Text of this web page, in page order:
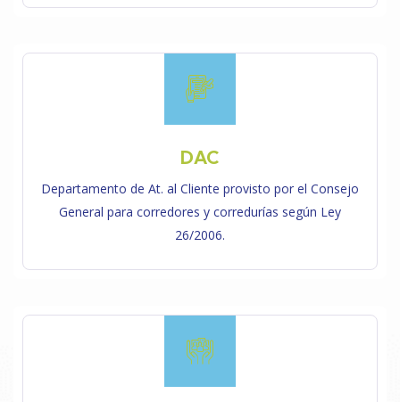
DAC
Departamento de At. al Cliente provisto por el Consejo
General para corredores y corredurías según Ley
26/2006.